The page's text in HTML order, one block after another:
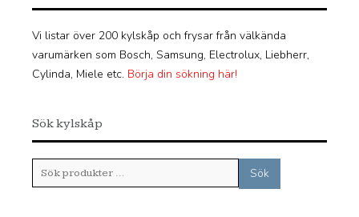
Vi listar över 200 kylskåp och frysar från välkända
varumärken som Bosch, Samsung, Electrolux, Liebherr,
Cylinda, Miele etc. Börja din sökning här!
Sök kylskåp
Sök
efter:
Sök